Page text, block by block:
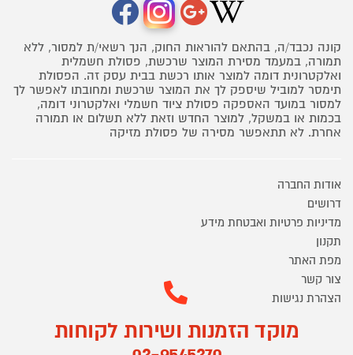
קונה נכבד/ה, בהתאם להוראות החוק, הנך רשאי/ת למסור, ללא
תמורה, במעמד מסירת המוצר שרכשת, פסולת חשמלית
ואלקטרונית דומה למוצר אותו רכשת בבית עסק זה. הפסולת
תימסר למוביל שיספק לך את המוצר שרכשת ומחובתו לאפשר לך
למסור במועד האספקה פסולת ציוד חשמלי ואלקטרוני דומה,
בכמות או במשקל, למוצר החדש וזאת ללא תשלום או תמורה
אחרת. לא תתאפשר מסירה של פסולת מזיקה
אודות החברה
דרושים
מדיניות פרטיות ואבטחת מידע
תקנון
מפת האתר
צור קשר
הצהרת נגישות
מוקד הזמנות ושירות לקוחות